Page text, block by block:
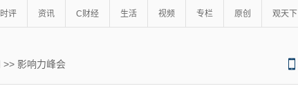
时评 资讯 C财经 生活 视频 专栏 原创 观天下
>> 影响力峰会